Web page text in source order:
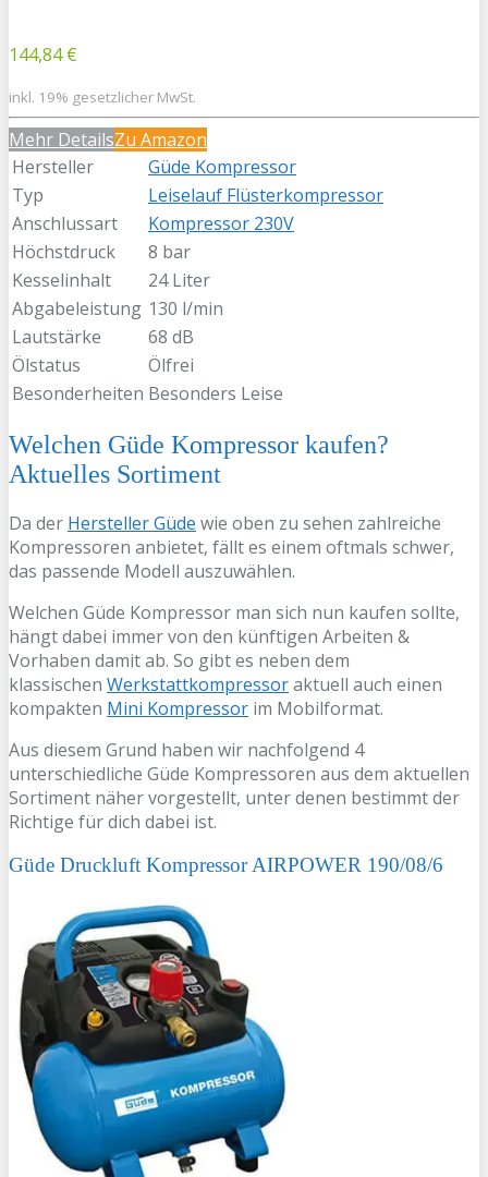
144,84 €
inkl. 19% gesetzlicher MwSt.
Mehr DetailsZu Amazon
Hersteller
Güde Kompressor
Typ
Leiselauf Flüsterkompressor
Anschlussart
Kompressor 230V
Höchstdruck
8 bar
Kesselinhalt
24 Liter
Abgabeleistung 130 l/min
Lautstärke
68 dB
Ölstatus
Ölfrei
Besonderheiten Besonders Leise
Welchen Güde Kompressor kaufen?
Aktuelles Sortiment
Da der Hersteller Güde wie oben zu sehen zahlreiche
Kompressoren anbietet, fällt es einem oftmals schwer,
das passende Modell auszuwählen.
Welchen Güde Kompressor man sich nun kaufen sollte,
hängt dabei immer von den künftigen Arbeiten &
Vorhaben damit ab. So gibt es neben dem
klassischen Werkstattkompressoraktuell auch einen
kompakten Mini Kompressor im Mobilformat.
Aus diesem Grund haben wir nachfolgend 4
unterschiedliche Güde Kompressoren aus dem aktuellen
Sortiment näher vorgestellt, unter denen bestimmt der
Richtige für dich dabei ist.
Güde Druckluft Kompressor AIRPOWER 190/08/6